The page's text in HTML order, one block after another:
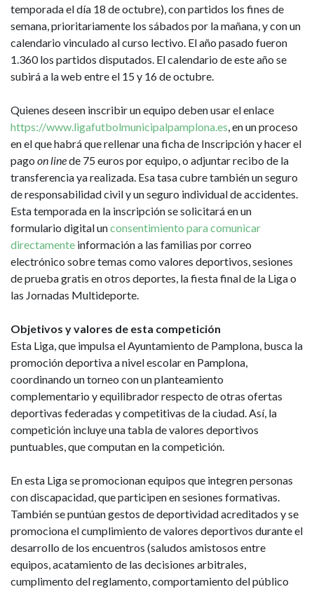
temporada el día 18 de octubre), con partidos los fines de
semana, prioritariamente los sábados por la mañana, y con un
calendario vinculado al curso lectivo. El año pasado fueron
1.360 los partidos disputados. El calendario de este año se
subirá a la web entre el 15 y 16 de octubre.
Quienes deseen inscribir un equipo deben usar el enlace
https://www.ligafutbolmunicipalpamplona.es, en un proceso
en el que habrá que rellenar una ficha de Inscripción y hacer el
pago on linede 75 euros por equipo, o adjuntar recibo de la
transferencia ya realizada. Esa tasa cubre también un seguro
de responsabilidad civil y un seguro individual de accidentes.
Esta temporada en la inscripción se solicitará en un
formulario digital unconsentimiento para comunicar
directamente información a las familias por correo
electrónico sobre temas como valores deportivos, sesiones
de prueba gratis en otros deportes, la fiesta final de la Liga o
las Jornadas Multideporte.
Objetivos y valores de esta competición
Esta Liga, que impulsa el Ayuntamiento de Pamplona, busca la
promoción deportiva a nivel escolar en Pamplona,
coordinando un torneo con un planteamiento
complementario y equilibrador respecto de otras ofertas
deportivas federadas y competitivas de la ciudad. Así, la
competición incluye una tabla de valores deportivos
puntuables, que computan en la competición.
En esta Liga se promocionan equipos que integren personas
con discapacidad, que participen en sesiones formativas.
También se puntúan gestos de deportividad acreditados y se
promociona el cumplimiento de valores deportivos durante el
desarrollo de los encuentros (saludos amistosos entre
equipos, acatamiento de las decisiones arbitrales,
cumplimento del reglamento, comportamiento del público